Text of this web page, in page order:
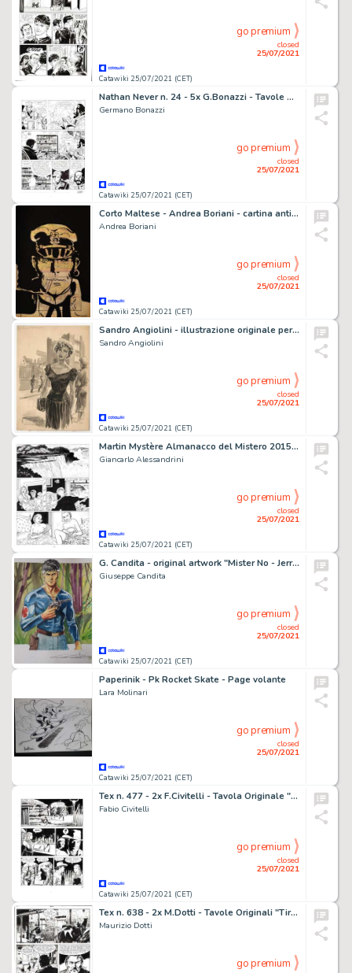
Catawiki 25/07/2021 (CET)
closed
25/07/2021
go premium
Nathan Never n. 24 - 5x G.Bonazzi - Tavole Originali "La Prigioniera del Castello" - Page volante - EO - (1993)
Germano Bonazzi
Catawiki 25/07/2021 (CET)
closed
25/07/2021
go premium
Corto Maltese - Andrea Boriani - cartina antica hand painted - Page volante
Andrea Boriani
Catawiki 25/07/2021 (CET)
closed
25/07/2021
go premium
Sandro Angiolini - illustrazione originale per rivista/romanzo d'epoca "Io non l'amo piÃ¹" - Anni '50 - Exemplaire unique
Sandro Angiolini
Catawiki 25/07/2021 (CET)
closed
25/07/2021
go premium
Martin Mystère Almanacco del Mistero 2015 - 2x G.Alessandrini - Tavola Originale "Saturno contro la terra" - Page volante - EO - (2015)
Giancarlo Alessandrini
Catawiki 25/07/2021 (CET)
closed
25/07/2021
go premium
G. Candita - original artwork "Mister No - Jerry Drake" - Page volante - Exemplaire unique
Giuseppe Candita
Catawiki 25/07/2021 (CET)
closed
25/07/2021
go premium
Paperinik - Pk Rocket Skate - Page volante
Lara Molinari
Catawiki 25/07/2021 (CET)
closed
25/07/2021
go premium
Tex n. 477 - 2x F.Civitelli - Tavola Originale "Sfida selvaggia" - Page volante - (2000)
Fabio Civitelli
Catawiki 25/07/2021 (CET)
closed
25/07/2021
go premium
Tex n. 638 - 2x M.Dotti - Tavole Originali "Tiratori Scelti" - Page volante - Exemplaire unique - (2013)
Maurizio Dotti
go premium